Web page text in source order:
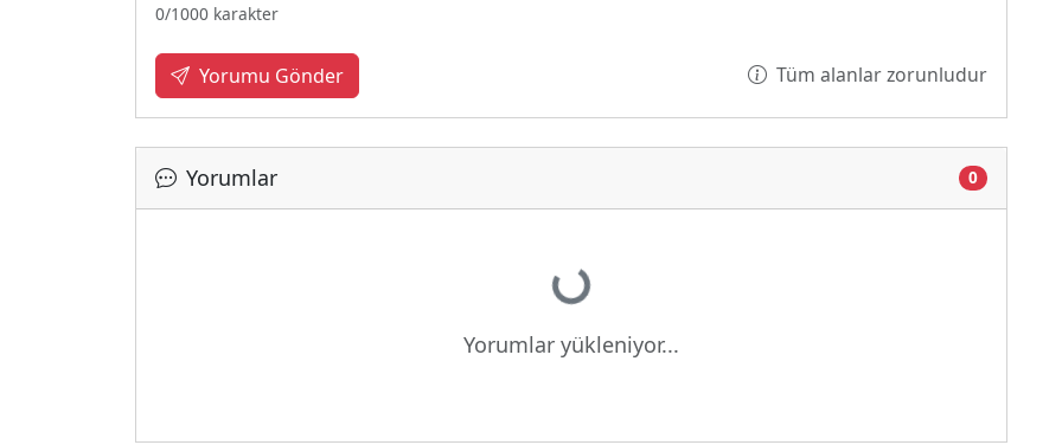
0/1000 karakter
Yorumu Gönder Tüm alanlar zorunludur
Yorumlar 0
Yükleniyor...
Yorumlar yükleniyor...